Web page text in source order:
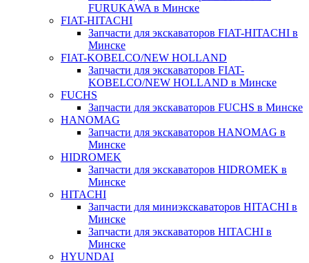
FURUKAWA в Минске
FIAT-HITACHI
Запчасти для экскаваторов FIAT-HITACHI в
Минске
FIAT-KOBELCO/NEW HOLLAND
Запчасти для экскаваторов FIAT-
KOBELCO/NEW HOLLAND в Минске
FUCHS
Запчасти для экскаваторов FUCHS в Минске
HANOMAG
Запчасти для экскаваторов HANOMAG в
Минске
HIDROMEK
Запчасти для экскаваторов HIDROMEK в
Минске
HITACHI
Запчасти для миниэкскаваторов HITACHI в
Минске
Запчасти для экскаваторов HITACHI в
Минске
HYUNDAI